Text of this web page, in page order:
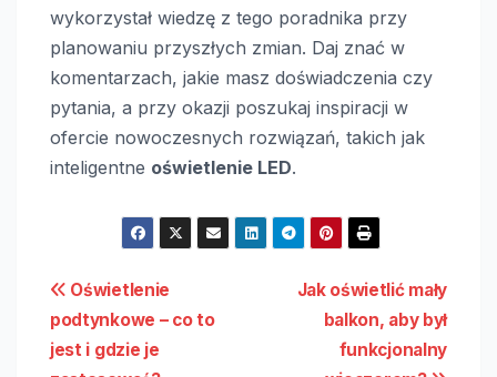
wykorzystał wiedzę z tego poradnika przy
planowaniu przyszłych zmian. Daj znać w
komentarzach, jakie masz doświadczenia czy
pytania, a przy okazji poszukaj inspiracji w
ofercie nowoczesnych rozwiązań, takich jak
inteligentne oświetlenie LED.
Nawigacja
wpisu
Jak oświetlić mały
balkon, aby był
funkcjonalny
Oświetlenie
podtynkowe – co to
jest i gdzie je